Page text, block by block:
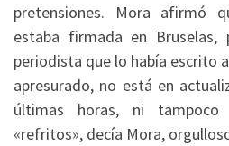
pretensiones. Mora afirmó
estaba firmada en
periodista que lo había escrito
apresurado, no está en
últimas horas, ni
«refritos», decía Mora,